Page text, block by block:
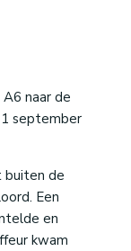
naar de
september
buiten de
Een
en
kwam